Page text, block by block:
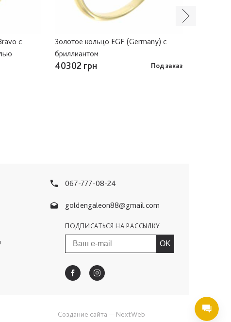
c
Золотое кольцо EGF (Germany) с
бриллиантом
40302 грн Под заказ
067-777-08-24
goldengaleon88@gmail.com
ПОДПИСАТЬСЯ НА РАССЫЛКУ
OK
Создание сайта — NextWeb